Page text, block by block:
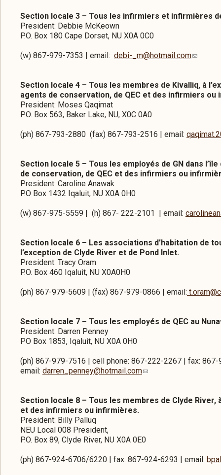
Section locale 3 – Tous les infirmiers et infirmières
President: Debbie McKeown
P.O. Box 180 Cape Dorset, NU X0A 0C0
(w) 867-979-7353 | email: debi-_m@hotmail.com
Section locale 4 – Tous les membres de Kivalliq, à
agents de conservation, de QEC et des infirmiers ou
President: Moses Qaqimat
P.O. Box 563, Baker Lake, NU, X0C 0A0
(ph) 867-793-2880 (fax) 867-793-2516 | email:
Section locale 5 – Tous les employés de GN dans
de conservation, de QEC et des infirmiers ou
President: Caroline Anawak
P.O Box 1432 Iqaluit, NU X0A 0H0
(w) 867-975-5559 | (h) 867- 222-2101 | email:
Section locale 6 – Les associations d’habitation de
l’exception de Clyde River et de Pond Inlet.
President: Tracy Oram
P.O. Box 460 Iqaluit, NU X0A0H0
(ph) 867-979-5609 | (fax) 867-979-0866 | email:
Section locale 7 – Tous les employés de QEC au
President: Darren Penney
PO Box 1853, Iqaluit, NU X0A 0H0
(ph) 867-979-7516 | cell phone: 867-222-2267 | fax:
email: darren_penney@hotmail.com
Section locale 8 – Tous les membres de Clyde River,
et des infirmiers ou infirmières.
President: Billy Palluq
NEU Local 008 President,
P.O. Box 89, Clyde River, NU X0A 0E0
(ph) 867-924-6706/6220 | fax: 867-924-6293 | email: